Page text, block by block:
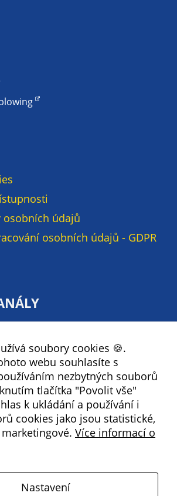
osobních údajů
osobních údajů - GDPR
soubory cookies 🍪.
webu souhlasíte s
nezbytných souborů
tlačítka "Povolit vše"
k ukládání a používání i
cookies jako jsou statistické,
Více informací o
Nastavení
soubory cookie
Používáme rovněž
soubory cookie a
zájmům našich
Reklamní
cookies
Reklamní cookies
používáme my
nebo naši partneři,
vhodné obsahy